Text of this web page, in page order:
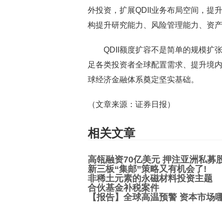
外投资，扩展QDII业务布局空间，提
构提升研究能力、风险管理能力、资
QDII额度扩容不是简单的规模扩张
足各类投资者全球配置需求、提升境
球经济金融体系奠定坚实基础。
（文章来源：证券日报）
相关文章
高瓴融资70亿美元 押注亚洲私募
新三板“集邮”策略又有机会了!
非稀土元素的永磁材料投资主题
合伙基金补税案件
【报告】全球高温预警 资本市场